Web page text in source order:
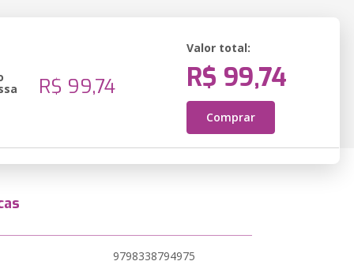
R$ 99,74
Valor total:
R$ 99,74
Comprar
9798338794975